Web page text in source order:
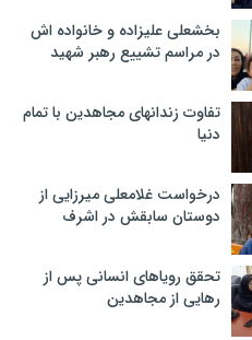
بخشعلی علیزاده و خانواده اش
در مراسم تشییع رهبر شهید
تفاوت زندانهای مجاهدین با تمام
دنیا
درخواست غلامعلی میرزایی از
دوستان سابقش در اشرف
تحقق رویاهای انسانی پس از
رهایی از مجاهدین